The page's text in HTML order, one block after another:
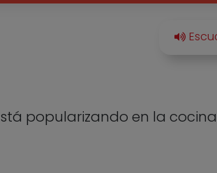
popularizando en la cocina